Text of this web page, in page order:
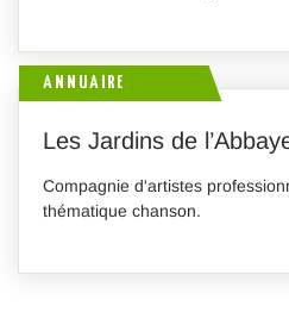
ANNUAIRE
Les Jardins de
Compagnie d'artistes
thématique chanson.